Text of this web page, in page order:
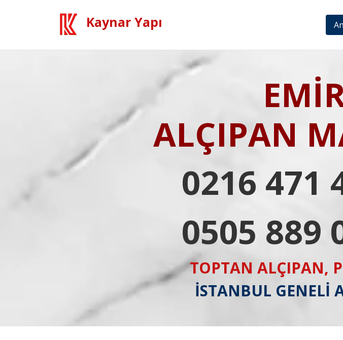
Kaynar Yapı
ALÇIPAN
0216 471
0505 889
TOPTAN ALÇIPAN,
İSTANBUL GENELİ